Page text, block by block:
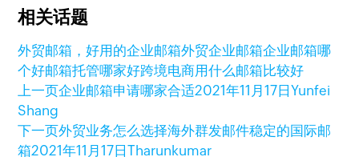
相关话题
外贸邮箱，好用的企业邮箱外贸企业邮箱企业邮箱哪
个好邮箱托管哪家好跨境电商用什么邮箱比较好
上一页企业邮箱申请哪家合适2021年11月17日Yunfei
Shang
下一页外贸业务怎么选择海外群发邮件稳定的国际邮
箱2021年11月17日Tharunkumar